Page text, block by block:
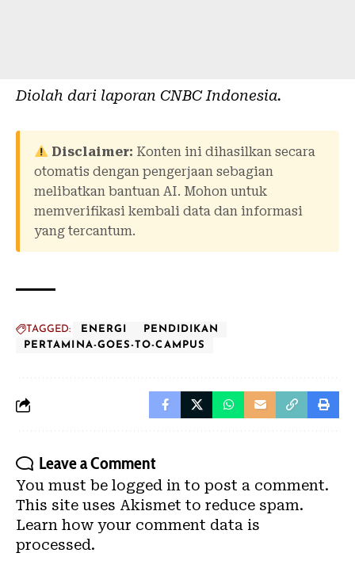
Diolah dari laporan CNBC Indonesia.
Disclaimer: Konten ini dihasilkan secara
otomatis dengan pengerjaan sebagian
melibatkan bantuan AI. Mohon untuk
memverifikasi kembali data dan informasi
yang tercantum.
TAGGED: ENERGI
PENDIDIKAN
PERTAMINA-GOES-TO-CAMPUS
Leave a Comment
You must be logged in to post a comment.
This site uses Akismet to reduce spam.
Learn how your comment data is
processed.